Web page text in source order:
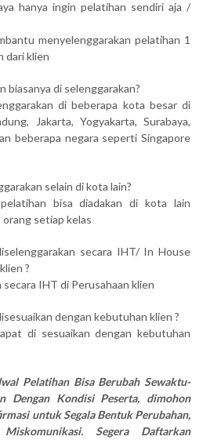
hanya ingin pelatihan sendiri aja /
menyelenggarakan pelatihan 1
dari klien
biasanya di selenggarakan?
di beberapa kota besar di
Jakarta, Yogyakarta, Surabaya,
beberapa negara seperti Singapore
selain di kota lain?
bisa diadakan di kota lain
setiap kelas
secara IHT/ In House
?
secara IHT di Perusahaan klien
dengan kebutuhan klien ?
di sesuaikan dengan kebutuhan
Pelatihan Bisa Berubah Sewaktu-
Dengan Kondisi Peserta, dimohon
untuk Segala Bentuk Perubahan,
Segera Daftarkan